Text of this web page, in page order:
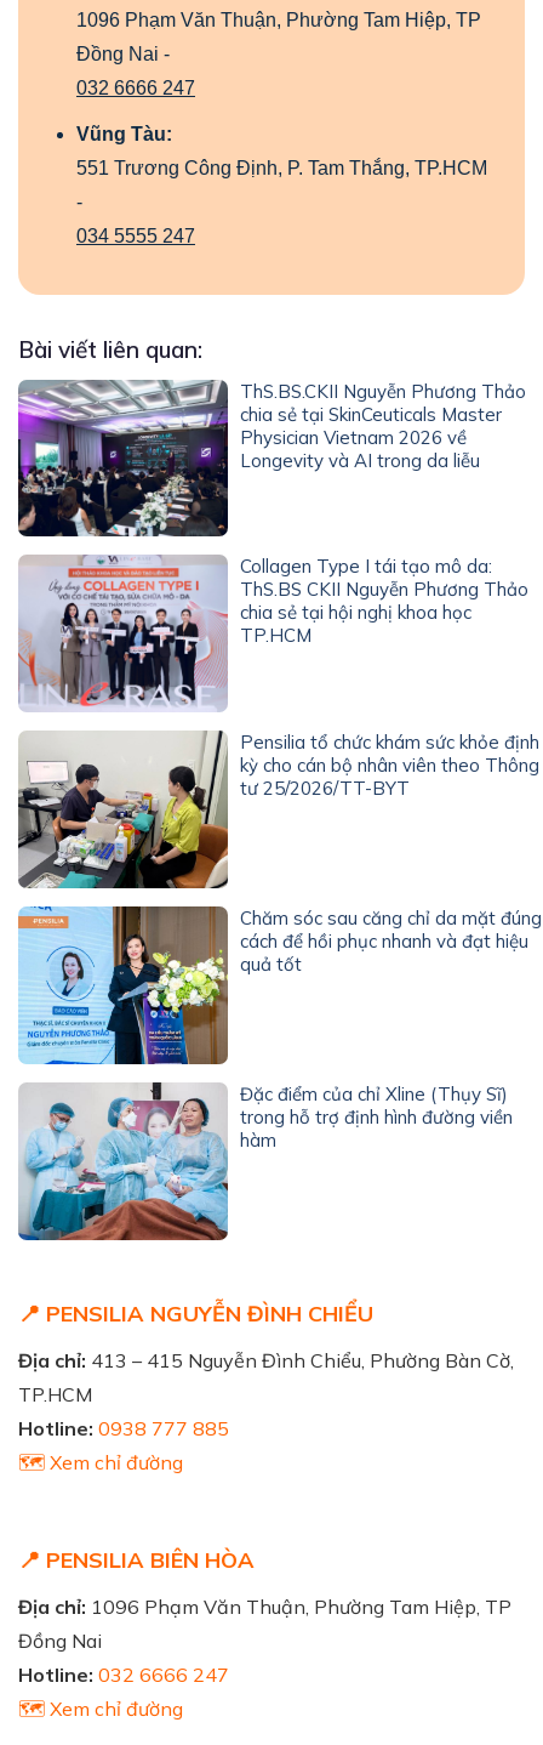
1096 Phạm Văn Thuận, Phường Tam Hiệp, TP
Đồng Nai -
032 6666 247
Vũng Tàu:
551 Trương Công Định, P. Tam Thắng, TP.HCM
-
034 5555 247
Bài viết liên quan:
ThS.BS.CKII Nguyễn Phương Thảo
chia sẻ tại SkinCeuticals Master
Physician Vietnam 2026 về
Longevity và AI trong da liễu
Collagen Type I tái tạo mô da:
ThS.BS CKII Nguyễn Phương Thảo
chia sẻ tại hội nghị khoa học
TP.HCM
Pensilia tổ chức khám sức khỏe định
kỳ cho cán bộ nhân viên theo Thông
tư 25/2026/TT-BYT
Chăm sóc sau căng chỉ da mặt đúng
cách để hồi phục nhanh và đạt hiệu
quả tốt
Đặc điểm của chỉ Xline (Thụy Sĩ)
trong hỗ trợ định hình đường viền
hàm
📍 PENSILIA NGUYỄN ĐÌNH CHIỂU
Địa chỉ: 413 – 415 Nguyễn Đình Chiểu, Phường Bàn Cờ,
TP.HCM
Hotline: 0938 777 885
🗺️ Xem chỉ đường
📍 PENSILIA BIÊN HÒA
Địa chỉ: 1096 Phạm Văn Thuận, Phường Tam Hiệp, TP
Đồng Nai
Hotline: 032 6666 247
🗺️ Xem chỉ đường